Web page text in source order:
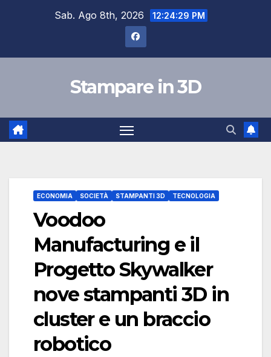
Sab. Ago 8th, 2026 12:24:30 PM
Stampare in 3D
ECONOMIA SOCIETÀ STAMPANTI 3D TECNOLOGIA
Voodoo
Manufacturing e il
Progetto Skywalker
nove stampanti 3D in
cluster e un braccio
robotico